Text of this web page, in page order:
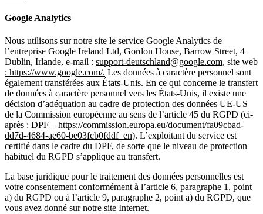
Google Analytics
Nous utilisons sur notre site le service Google Analytics de
l’entreprise Google Ireland Ltd, Gordon House, Barrow Street, 4
Dublin, Irlande, e-mail : support-deutschland@google.com, site web
: https://www.google.com/. Les données à caractère personnel sont
également transférées aux États-Unis. En ce qui concerne le transfert
de données à caractère personnel vers les États-Unis, il existe une
décision d’adéquation au cadre de protection des données UE-US
de la Commission européenne au sens de l’article 45 du RGPD (ci-
après : DPF – https://commission.europa.eu/document/fa09cbad-
dd7d-4684-ae60-be03fcb0fddf_en). L’exploitant du service est
certifié dans le cadre du DPF, de sorte que le niveau de protection
habituel du RGPD s’applique au transfert.
La base juridique pour le traitement des données personnelles est
votre consentement conformément à l’article 6, paragraphe 1, point
a) du RGPD ou à l’article 9, paragraphe 2, point a) du RGPD, que
vous avez donné sur notre site Internet.